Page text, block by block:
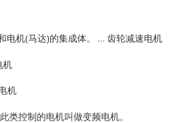
电机(马达)的集成体。 … 齿轮减速电机
机
机
类控制的电机叫做变频电机。